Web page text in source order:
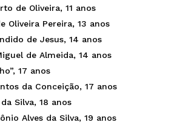
de Oliveira, 11 anos
Oliveira Pereira, 13 anos
de Jesus, 14 anos
de Almeida, 14 anos
17 anos
da Conceição, 17 anos
Silva, 18 anos
Alves da Silva, 19 anos